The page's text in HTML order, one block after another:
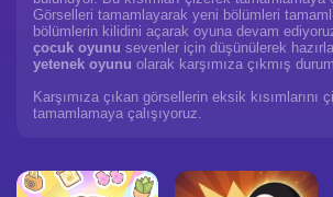
Görselleri tamamlayarak yeni bölümleri
bölümlerin kilidini açarak oyuna devam
çocuk oyunu sevenler için düşünülerek
yetenek oyunu olarak karşımıza çıkmış
Karşımıza çıkan görsellerin eksik kısımlarını
tamamlamaya çalışıyoruz.